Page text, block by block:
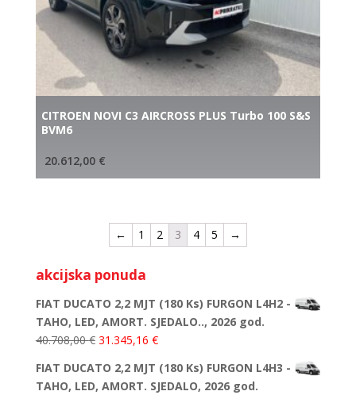
CITROEN NOVI C3 AIRCROSS PLUS Turbo 100 S&S
BVM6
20.612,00 €
← 1 2 3 4 5 →
akcijska ponuda
FIAT DUCATO 2,2 MJT (180 Ks) FURGON L4H2 -
TAHO, LED, AMORT. SJEDALO.., 2026 god.
40.708,00€ 31.345,16 €
FIAT DUCATO 2,2 MJT (180 Ks) FURGON L4H3 -
TAHO, LED, AMORT. SJEDALO, 2026 god.